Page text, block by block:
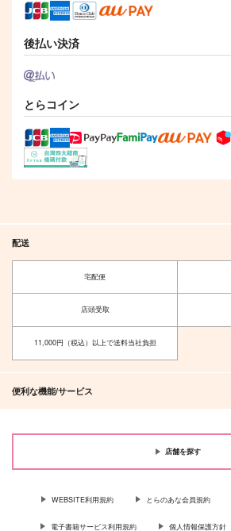
後払い決済
とらコイン
配送
宅配便
店頭受取
11,000円（税込）以上で送料当社負担
便利な機能/サービス
店舗を探す
WEBSITE利用規約 とらのあな会員規約
電子書籍サービス利用規約 個人情報保護方針